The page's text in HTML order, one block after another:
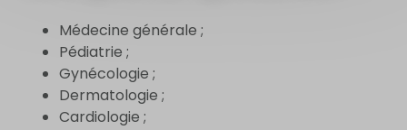
Médecine générale ;
Pédiatrie ;
Gynécologie ;
Dermatologie ;
Cardiologie ;